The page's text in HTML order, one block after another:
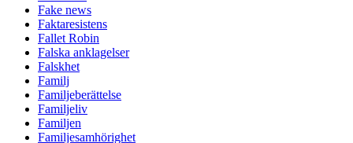
Fake news
Faktaresistens
Fallet Robin
Falska anklagelser
Falskhet
Familj
Familjeberättelse
Familjeliv
Familjen
Familjesamhörighet